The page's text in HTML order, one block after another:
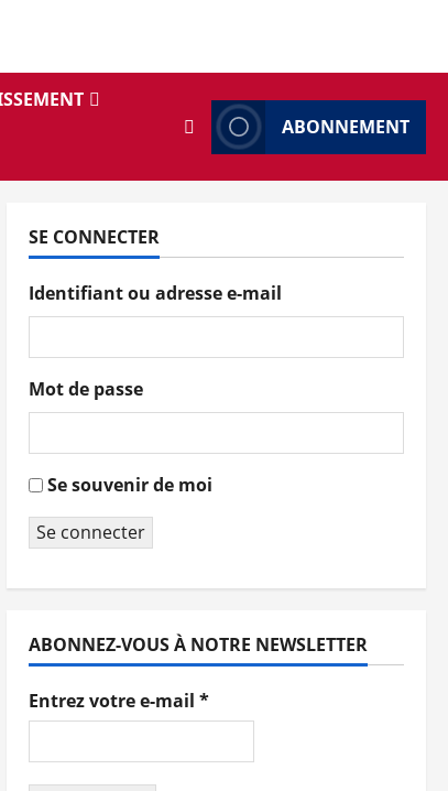
ABONNEMENT
SE CONNECTER
Identifiant ou adresse e-mail
Mot de passe
Se souvenir de moi
Se connecter
ABONNEZ-VOUS À NOTRE NEWSLETTER
Entrez votre e-mail *